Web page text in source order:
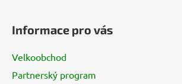
Informace pro vás
Velkoobchod
Partnerský program